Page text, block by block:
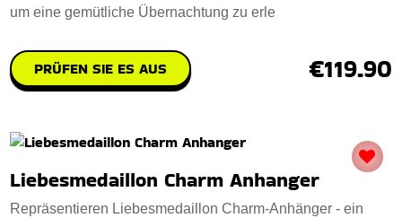
um eine gemütliche Übernachtung zu erle
PRÜFEN SIE ES AUS €119.90
Liebesmedaillon Charm Anhanger
Repräsentieren Liebesmedaillon Charm-Anhänger - ein